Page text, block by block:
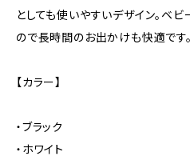
としても使いやすいデザイン。ベ
ので長時間のお出かけも快適です。
【カラー】
・ブラック
・ホワイト